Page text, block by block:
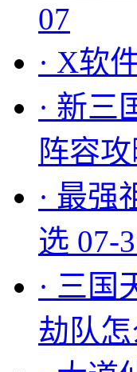
07
· X软
· 新三
阵容
· 最强
选 07-
· 三国
劫队